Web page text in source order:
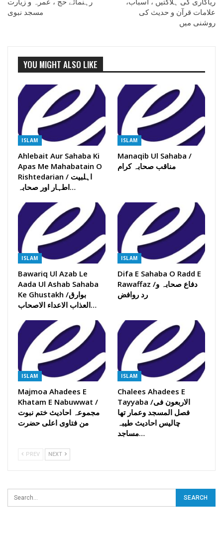
رہنمائے حج ، عمرہ و زیارت
مسجد نبوی
ریاکاری کی ہلاکتیں ، اسباب،
علامات قرآن و حدیث کی
روشنی میں
YOU MIGHT ALSO LIKE
ISLAM
Ahlebait Aur Sahaba Ki
Apas Me Mahabatain O
Rishtedarian / اہلبیت
اطہار اور صحابہ…
ISLAM
Manaqib Ul Sahaba /
مناقب صحابہ کرام
ISLAM
Bawariq Ul Azab Le
Aada Ul Ashab Sahaba
Ke Ghustakh /بوارق
العذاب الاعداء الاصحاب…
ISLAM
Difa E Sahaba O Radd E
Rawaffaz /دفاع صحابہ و
رد روافض
ISLAM
Majmoa Ahadees E
Khatam E Nabuwwat /
مجموعہ احادیث ختم نبوت
من فتاوی اعلی حضرت
ISLAM
Chalees Ahadees E
Tayyaba /الاربعون فی
فصل المسجد وعمار تھا
چالیس احادیث طیبہ
مساجد…
PREV NEXT